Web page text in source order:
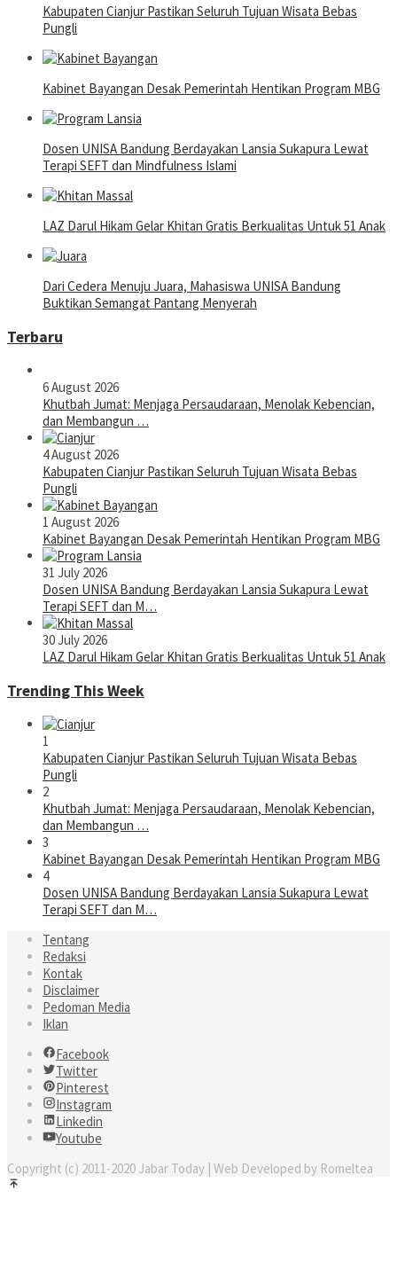
Kabupaten Cianjur Pastikan Seluruh Tujuan Wisata Bebas
Pungli
Kabinet Bayangan Desak Pemerintah Hentikan Program MBG
Dosen UNISA Bandung Berdayakan Lansia Sukapura Lewat
Terapi SEFT dan Mindfulness Islami
LAZ Darul Hikam Gelar Khitan Gratis Berkualitas Untuk 51 Anak
Dari Cedera Menuju Juara, Mahasiswa UNISA Bandung
Buktikan Semangat Pantang Menyerah
Terbaru
6 August 2026
Khutbah Jumat: Menjaga Persaudaraan, Menolak Kebencian,
dan Membangun …
4 August 2026
Kabupaten Cianjur Pastikan Seluruh Tujuan Wisata Bebas
Pungli
1 August 2026
Kabinet Bayangan Desak Pemerintah Hentikan Program MBG
31 July 2026
Dosen UNISA Bandung Berdayakan Lansia Sukapura Lewat
Terapi SEFT dan M…
30 July 2026
LAZ Darul Hikam Gelar Khitan Gratis Berkualitas Untuk 51 Anak
Trending This Week
1
Kabupaten Cianjur Pastikan Seluruh Tujuan Wisata Bebas
Pungli
2
Khutbah Jumat: Menjaga Persaudaraan, Menolak Kebencian,
dan Membangun …
3
Kabinet Bayangan Desak Pemerintah Hentikan Program MBG
4
Dosen UNISA Bandung Berdayakan Lansia Sukapura Lewat
Terapi SEFT dan M…
Tentang
Redaksi
Kontak
Disclaimer
Pedoman Media
Iklan
Facebook
Twitter
Pinterest
Instagram
Linkedin
Youtube
Copyright (c) 2011-2020 Jabar Today | Web Developed by Romeltea